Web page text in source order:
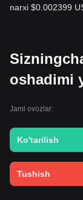
narxi $0.002399
oshadimi
Jami ovozlar:
Ko'tarilish
Tushish